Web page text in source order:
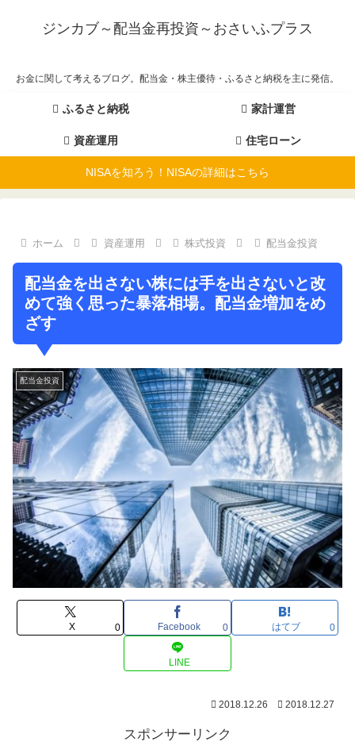
ジンカブ～配当金再投資～おさいふプラス
お金に関して考えるブログ。配当金・株主優待・ふるさと納税を主に発信。
ふるさと納税 家計運営
資産運用 住宅ローン
NISAを知ろう！NISAの詳細はこちら
ホーム 資産運用 株式投資 配当金投資
配当金を出さない株には手を出さないと改
めて強く思った暴落相場。配当金増加をめ
ざす
配当金投資
X 0 Facebook 0 はてブ 0
LINE
2018.12.26 2018.12.27
スポンサーリンク